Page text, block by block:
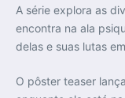
A série explora as
encontra na ala
delas e suas lutas
O pôster teaser